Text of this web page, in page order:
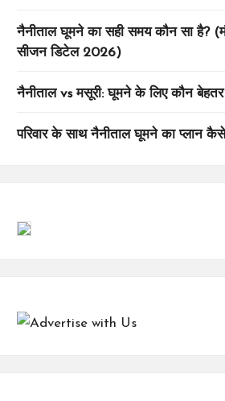
नैनीताल घूमने का सही समय कौन सा है?
सीजन डिटेल 2026)
नैनीताल vs मसूरी: घूमने के लिए कौन
परिवार के साथ नैनीताल घूमने का प्लान